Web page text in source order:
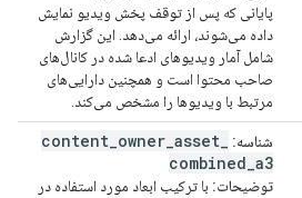
پایانی که پس از توقف پخش ویدیو نمایش
داده می‌شوند، ارائه می‌دهد. این گزارش
شامل آمار ویدیوهای ادعا شده در کانال‌های
صاحب محتوا است و همچنین دارایی‌های
مرتبط با ویدیوها را مشخص می‌کند.
شناسه: content owner asset
combined a3
توضیحات: با ترکیب ابعاد مورد استفاده در